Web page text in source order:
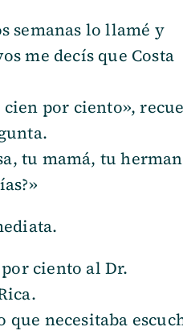
semanas lo llamé y
me decís que Costa
por ciento»,
tu mamá, tu
ciento al Dr.
que necesitaba